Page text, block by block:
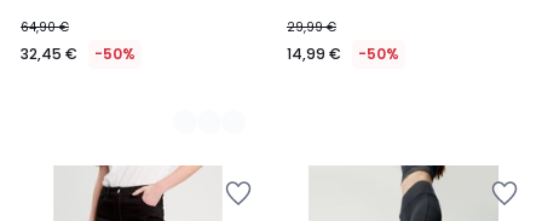
64,90 €
32,45 € -50%
29,99 €
14,99 € -50%